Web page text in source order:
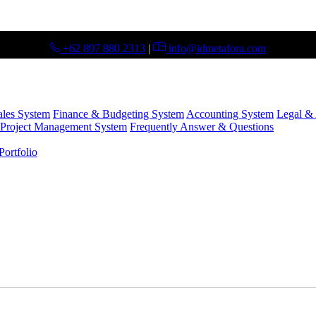
+62 897 880 2313 | info@idmetafora.com
System Finance & Budgeting System Accounting System Legal &
Project Management System Frequently Answer & Questions